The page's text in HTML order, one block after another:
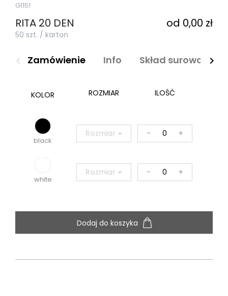
G1151
RITA 20 DEN od 0,00 zł
50 szt. / karton
navigate_before Zamówienie Info Skład surowcowy
navigate_next
KOLOR ROZMIAR ILOŚĆ
black
Rozmiar - +
white
Rozmiar - +
Dodaj do koszyka